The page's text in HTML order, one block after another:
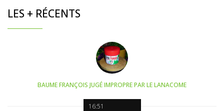
LES + RÉCENTS
16:51
BAUME FRANÇOIS JUGÉ IMPROPRE PAR LE LANACOME